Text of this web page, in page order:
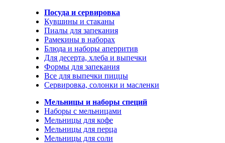
Посуда и сервировка
Кувшины и стаканы
Пиалы для запекания
Рамекины в наборах
Блюда и наборы аперритив
Для десерта, хлеба и выпечки
Формы для запекания
Все для выпечки пиццы
Сервировка, солонки и масленки
Мельницы и наборы специй
Наборы с мельницами
Мельницы для кофе
Мельницы для перца
Мельницы для соли